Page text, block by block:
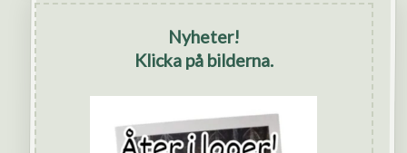
Nyheter!
Klicka på bilderna.